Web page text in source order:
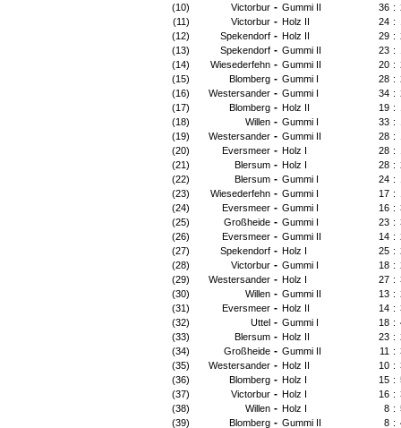
(10)
Victorbur - Gummi II 36 :
(11)
Victorbur - Holz II 24 :
(12)
Spekendorf - Holz II 29 :
(13)
Spekendorf - Gummi II 23 :
(14)
Wiesederfehn - Gummi II 20 :
(15)
Blomberg - Gummi I 28 :
(16)
Westersander - Gummi I 34 :
(17)
Blomberg - Holz II 19 :
(18)
Willen - Gummi I 33 :
(19)
Westersander - Gummi II 28 :
(20)
Eversmeer - Holz I 28 :
(21)
Blersum - Holz I 28 :
(22)
Blersum - Gummi I 24 :
(23)
Wiesederfehn - Gummi I 17 :
(24)
Eversmeer - Gummi I 16 :
(25)
Großheide - Gummi I 23 :
(26)
Eversmeer - Gummi II 14 :
(27)
Spekendorf - Holz I 25 :
(28)
Victorbur - Gummi I 18 :
(29)
Westersander - Holz I 27 :
(30)
Willen - Gummi II 13 :
(31)
Eversmeer - Holz II 14 :
(32)
Uttel - Gummi I 18 :
(33)
Blersum - Holz II 23 :
(34)
Großheide - Gummi II 11 :
(35)
Westersander - Holz II 10 :
(36)
Blomberg - Holz I 15 :
(37)
Victorbur - Holz I 16 :
(38)
Willen - Holz I 8 :
(39)
Blomberg - Gummi II 8 :